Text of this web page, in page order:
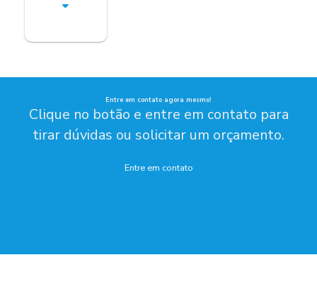
Entre em contato agora mesmo!
Clique no botão e entre em contato para
tirar dúvidas ou solicitar um orçamento.
Entre em contato